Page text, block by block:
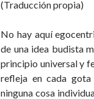
(Traducción propia)
No hay aquí
de una idea budista
principio universal y
refleja en cada
ninguna cosa